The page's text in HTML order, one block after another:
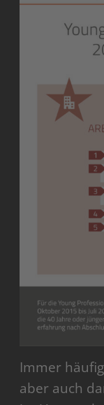
Immer
aber auch